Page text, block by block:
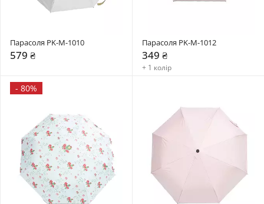
Парасоля PK-M-1010
579 ₴
Парасоля PK-M-1012
349 ₴
+ 1 колір
- 80%